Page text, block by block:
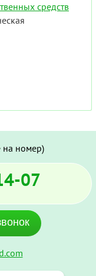
средств
на номер)
07